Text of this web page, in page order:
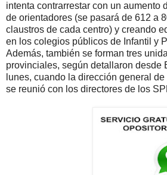
intenta contrarrestar con un aumento
de orientadores (se pasará de 612 a
claustros de cada centro) y creando
en los colegios públicos de Infantil y
Además, también se forman tres
provinciales, según detallaron desde
lunes, cuando la dirección general
se reunió con los directores de los